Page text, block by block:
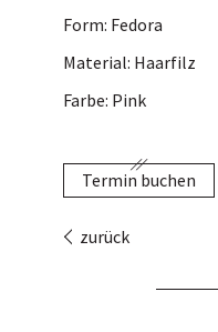
Form: Fedora
Material: Haarfilz
Farbe: Pink
Termin buchen
zurück